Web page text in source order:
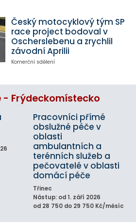
Český motocyklový tým SP
race project bodoval v
Oscherslebenu a zrychlil
závodní Aprilii
Komerční sdělení
- Frýdeckomístecko
Pracovníci přímé
obslužné péče v
oblasti
ambulantních a
terénních služeb a
pečovatelé v oblasti
domácí péče
Třinec
Nástup: od 1. září 2026
od 28 750 do 29 750 Kč/měsíc